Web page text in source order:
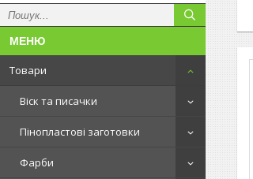
Товари
Віск та писачки
Пінопластові заготовки
Фарби